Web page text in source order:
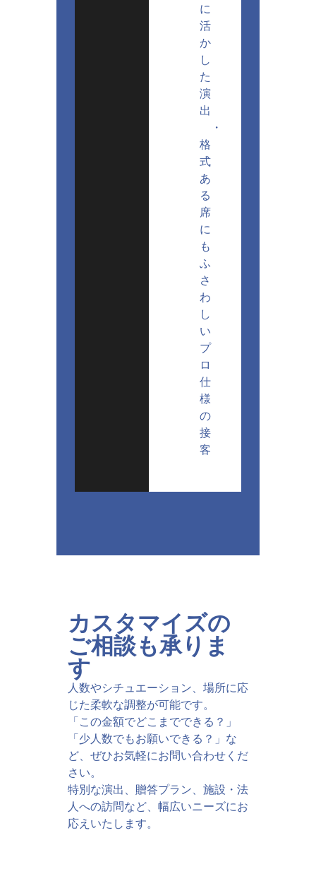
に
活
か
し
た
演
出
・
格
式
あ
る
席
に
も
ふ
さ
わ
し
い
プ
ロ
仕
様
の
接
客
カスタマイズの
ご相談も承りま
す
人数やシチュエーション、場所に応
じた柔軟な調整が可能です。
「この金額でどこまでできる？」
「少人数でもお願いできる？」な
ど、ぜひお気軽にお問い合わせくだ
さい。
特別な演出、贈答プラン、施設・法
人への訪問など、幅広いニーズにお
応えいたします。